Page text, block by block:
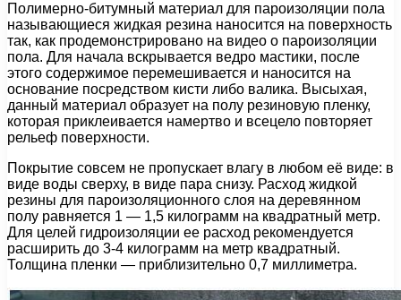
Полимерно-битумный материал для пароизоляции пола
называющиеся жидкая резина наносится на поверхность
так, как продемонстрировано на видео о пароизоляции
пола. Для начала вскрывается ведро мастики, после
этого содержимое перемешивается и наносится на
основание посредством кисти либо валика. Высыхая,
данный материал образует на полу резиновую пленку,
которая приклеивается намертво и всецело повторяет
рельеф поверхности.
Покрытие совсем не пропускает влагу в любом её виде: в
виде воды сверху, в виде пара снизу. Расход жидкой
резины для пароизоляционного слоя на деревянном
полу равняется 1 — 1,5 килограмм на квадратный метр.
Для целей гидроизоляции ее расход рекомендуется
расширить до 3-4 килограмм на метр квадратный.
Толщина пленки — приблизительно 0,7 миллиметра.